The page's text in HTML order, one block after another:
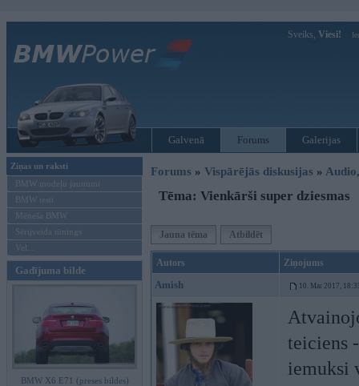
Sveiks, Viesi!
Galvenā Forums Galerijas
Ziņas un raksti
BMW modeļu jaunumi
BMW testi
Mēneša BMW
Sērijveida tūnings
Vel...
Gadījuma bilde
BMW X6 E71 (preses bildes)
Forums » Vispārējās diskusijas »
Tēma: Vienkārši super dziesmas
Jauna tēma Atbildēt
Autors Ziņojums
Amish 10. Mar 2017,
teiciens
iemuksi